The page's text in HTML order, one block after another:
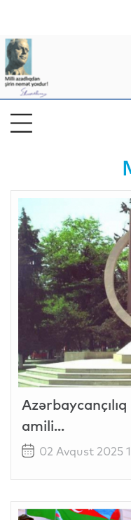
amili...
02 Avqust 2025